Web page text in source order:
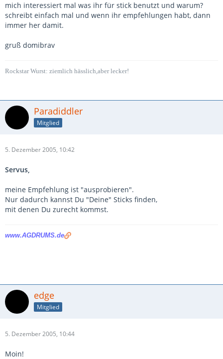
mich interessiert mal was ihr für stick benutzt und warum?
schreibt einfach mal und wenn ihr empfehlungen habt, dann
immer her damit.
gruß domibrav
Rockstar Wurst: ziemlich hässlich,aber lecker!
Paradiddler
Mitglied
5. Dezember 2005, 10:42
Servus,
meine Empfehlung ist "ausprobieren".
Nur dadurch kannst Du "Deine" Sticks finden,
mit denen Du zurecht kommst.
www.AGDRUMS.de
edge
Mitglied
5. Dezember 2005, 10:44
Moin!